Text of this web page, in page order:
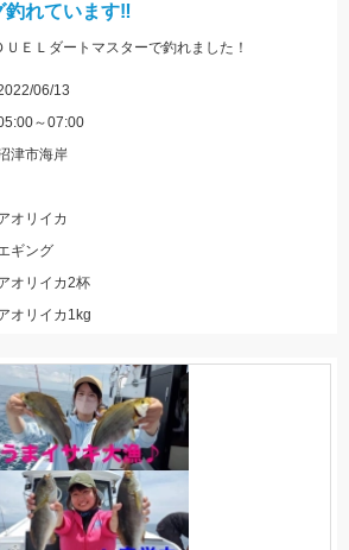
釣れています‼
ＥＬダートマスターで釣れました！
06/13
～07:00
津市海岸
オリイカ
ギング
オリイカ2杯
オリイカ1kg